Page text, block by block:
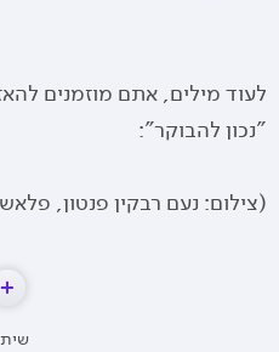
לעוד מילים, אתם מוזמנים
"נכון להבוקר":
(צילום: נעם רבקין פנטון, פלאש90)